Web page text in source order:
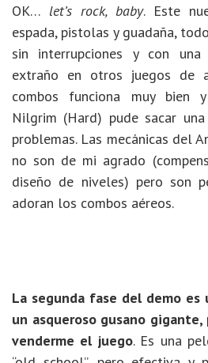
OK… let’s rock, baby. Este
espada, pistolas y guadaña,
sin interrupciones y con
extraño en otros juegos de
combos funciona muy bien
Nilgrim (Hard) pude sacar una
problemas. Las mecánicas del
no son de mi agrado
diseño de niveles) pero son
adoran los combos aéreos.
La segunda fase del demo
un asqueroso gusano
venderme el juego. Es una